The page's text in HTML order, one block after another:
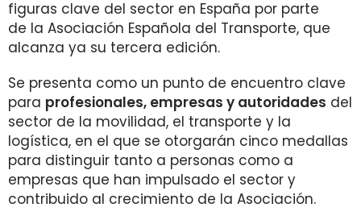
figuras clave del sector en España por parte
de la Asociación Española del Transporte, que
alcanza ya su tercera edición.
Se presenta como un punto de encuentro clave
para profesionales, empresas y autoridades del
sector de la movilidad, el transporte y la
logística, en el que se otorgarán cinco medallas
para distinguir tanto a personas como a
empresas que han impulsado el sector y
contribuido al crecimiento de la Asociación.